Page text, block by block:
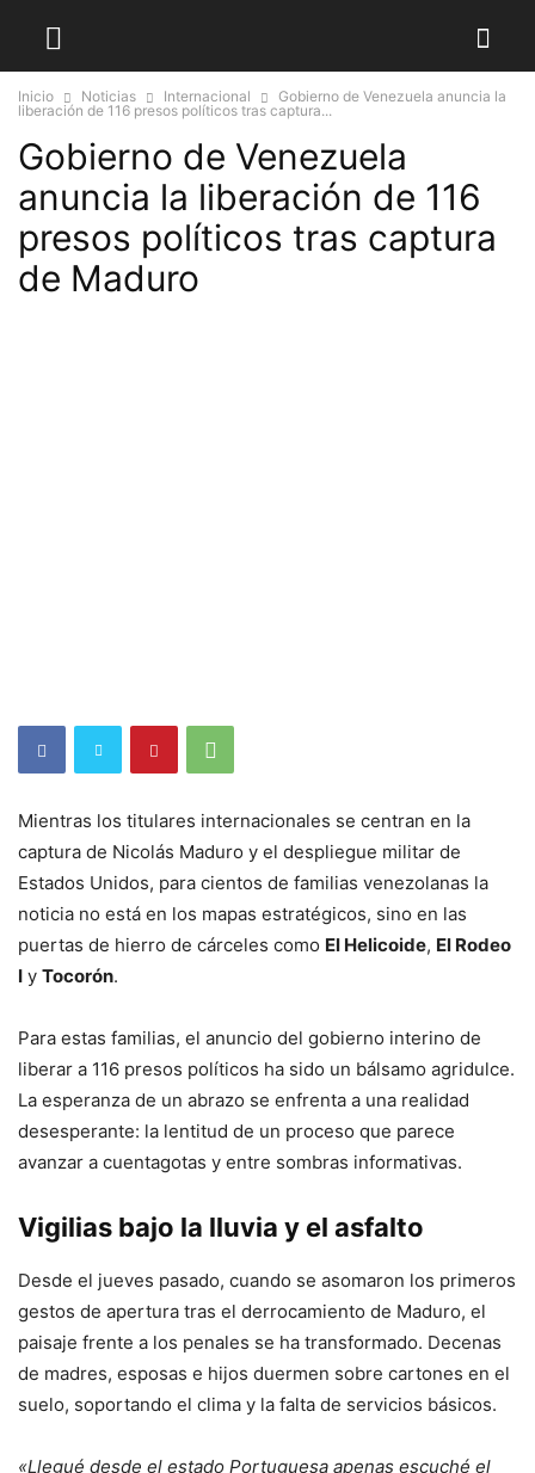
Inicio Noticias Internacional
Gobierno de Venezuela anuncia la
liberación de 116 presos políticos tras captura...
Gobierno de Venezuela
anuncia la liberación de 116
presos políticos tras captura
de Maduro
Mientras los titulares internacionales se centran en la
captura de Nicolás Maduro y el despliegue militar de
Estados Unidos, para cientos de familias venezolanas la
noticia no está en los mapas estratégicos, sino en las
puertas de hierro de cárceles como El Helicoide, El Rodeo
I y Tocorón.
Para estas familias, el anuncio del gobierno interino de
liberar a 116 presos políticos ha sido un bálsamo agridulce.
La esperanza de un abrazo se enfrenta a una realidad
desesperante: la lentitud de un proceso que parece
avanzar a cuentagotas y entre sombras informativas.
Vigilias bajo la lluvia y el asfalto
Desde el jueves pasado, cuando se asomaron los primeros
gestos de apertura tras el derrocamiento de Maduro, el
paisaje frente a los penales se ha transformado. Decenas
de madres, esposas e hijos duermen sobre cartones en el
suelo, soportando el clima y la falta de servicios básicos.
«Llegué desde el estado Portuguesa apenas escuché el